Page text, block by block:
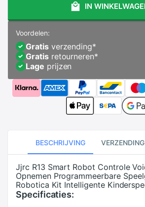
IN
Voordelen:
Gratisverzending*
Gratisretourneren*
Lage prijzen
BESCHRIJVING VERZENDING
Jjrc R13 Smart Robot Controle
Opnemen Programmeerbare
Robotica Kit Intelligente
Specificaties: